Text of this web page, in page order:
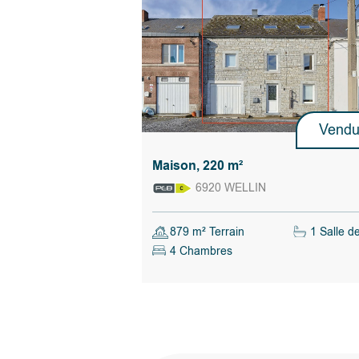
- conduites d'évacuation des eaux renouvelées
- cheminée du séjour tubée
- sur une parcelle de 12 ares 20 centiares bien
murets à l'avant avec grille d'accès électrique,
pierre à l'arrière, abri à bois, pelouse,
- en zone d'aléa d'inondation car à proximité de
n'a jamais été inondée !
- RC net 466 euros.
Prévoir de rembourser aux locataires sortant le
restant dans la cuve.
manière totalement libre et autonome, de
vendre. S’il décide de vendre, il n’est nullement
retenir l’offre la plus élevée mais choisit celle qui
le mieux au regard de ses propres critères
Vendu
Maison, 220 m²
6920 WELLIN
879 m² Terrain
1 Salle
4 Chambres